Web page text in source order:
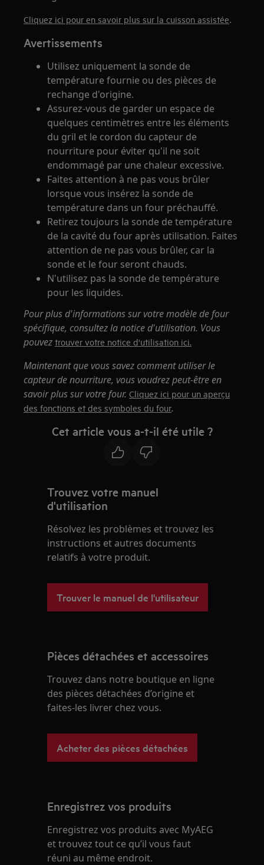
Cliquez ici pour en savoir plus sur la cuisson assistée.
Avertissements
Utilisez uniquement la sonde de
température fournie ou des pièces de
rechange d'origine.
Assurez-vous de garder un espace de
quelques centimètres entre les éléments
du gril et le cordon du capteur de
nourriture pour éviter qu'il ne soit
endommagé par une chaleur excessive.
Faites attention à ne pas vous brûler
lorsque vous insérez la sonde de
température dans un four préchauffé.
Retirez toujours la sonde de température
de la cavité du four après utilisation. Faites
attention de ne pas vous brûler, car la
sonde et le four seront chauds.
N'utilisez pas la sonde de température
pour les liquides.
Pour plus d'informations sur votre modèle de four
spécifique, consultez la notice d'utilisation. Vous
pouveztrouver votre notice d'utilisation ici.
Maintenant que vous savez comment utiliser le
capteur de nourriture, vous voudrez peut-être en
savoir plus sur votre four.Cliquez ici pour un aperçu
des fonctions et des symboles du four.
Cet article vous a-t-il été utile ?
Trouvez votre manuel
d'utilisation
Résolvez les problèmes et trouvez les
instructions et autres documents
relatifs à votre produit.
Trouver le manuel de l'utilisateur
Pièces détachées et accessoires
Trouvez dans notre boutique en ligne
des pièces détachées d’origine et
faites-les livrer chez vous.
Acheter des pièces détachées
Enregistrez vos produits
Enregistrez vos produits avec MyAEG
et trouvez tout ce qu’il vous faut
réuni au même endroit.